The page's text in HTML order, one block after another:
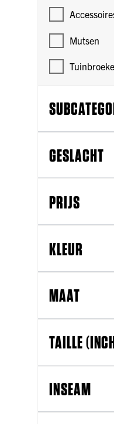
Mutsen
GESLACHT
PRIJS
KLEUR
MAAT
TAILLE
INSEAM